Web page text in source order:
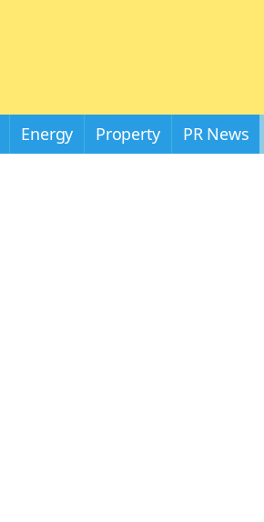
Energy Property PR News